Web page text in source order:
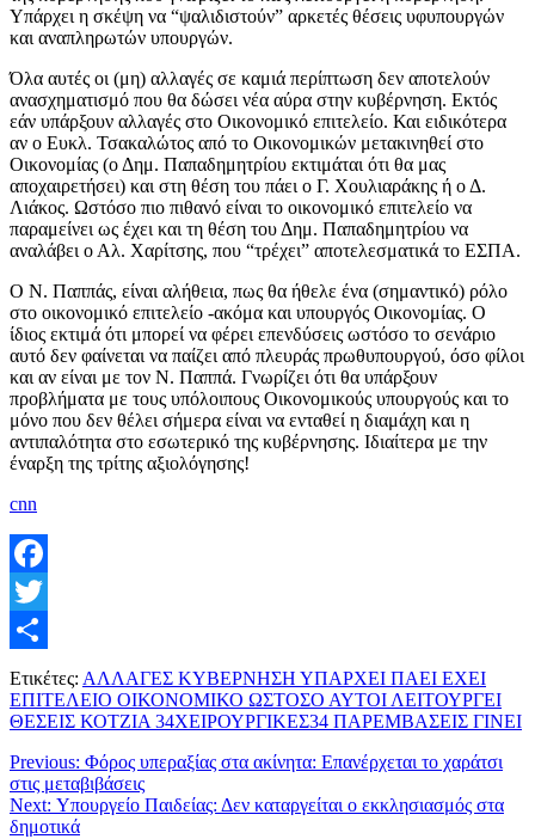
Υπάρχει η σκέψη να “ψαλιδιστούν” αρκετές θέσεις υφυπουργών
και αναπληρωτών υπουργών.
Όλα αυτές οι (μη) αλλαγές σε καμιά περίπτωση δεν αποτελούν
ανασχηματισμό που θα δώσει νέα αύρα στην κυβέρνηση. Εκτός
εάν υπάρξουν αλλαγές στο Οικονομικό επιτελείο. Και ειδικότερα
αν ο Ευκλ. Τσακαλώτος από το Οικονομικών μετακινηθεί στο
Οικονομίας (ο Δημ. Παπαδημητρίου εκτιμάται ότι θα μας
αποχαιρετήσει) και στη θέση του πάει ο Γ. Χουλιαράκης ή ο Δ.
Λιάκος. Ωστόσο πιο πιθανό είναι το οικονομικό επιτελείο να
παραμείνει ως έχει και τη θέση του Δημ. Παπαδημητρίου να
αναλάβει ο Αλ. Χαρίτσης, που “τρέχει” αποτελεσματικά το ΕΣΠΑ.
Ο Ν. Παππάς, είναι αλήθεια, πως θα ήθελε ένα (σημαντικό) ρόλο
στο οικονομικό επιτελείο -ακόμα και υπουργός Οικονομίας. Ο
ίδιος εκτιμά ότι μπορεί να φέρει επενδύσεις ωστόσο το σενάριο
αυτό δεν φαίνεται να παίζει από πλευράς πρωθυπουργού, όσο φίλοι
και αν είναι με τον Ν. Παππά. Γνωρίζει ότι θα υπάρξουν
προβλήματα με τους υπόλοιπους Οικονομικούς υπουργούς και το
μόνο που δεν θέλει σήμερα είναι να ενταθεί η διαμάχη και η
αντιπαλότητα στο εσωτερικό της κυβέρνησης. Ιδιαίτερα με την
έναρξη της τρίτης αξιολόγησης!
cnn
Facebook
Twitter
Μοιραστείτε
Ετικέτες: ΑΛΛΑΓΕΣ ΚΥΒΕΡΝΗΣΗ ΥΠΑΡΧΕΙ ΠΑΕΙ ΕΧΕΙ
ΕΠΙΤΕΛΕΙΟ ΟΙΚΟΝΟΜΙΚΟ ΩΣΤΟΣΟ ΑΥΤΟΙ ΛΕΙΤΟΥΡΓΕΙ
ΘΕΣΕΙΣ ΚΟΤΖΙΑ 34ΧΕΙΡΟΥΡΓΙΚΕΣ34 ΠΑΡΕΜΒΑΣΕΙΣ ΓΙΝΕΙ
Previous: Φόρος υπεραξίας στα ακίνητα: Επανέρχεται το χαράτσι
στις μεταβιβάσεις
Next: Υπουργείο Παιδείας: Δεν καταργείται ο εκκλησιασμός στα
δημοτικά